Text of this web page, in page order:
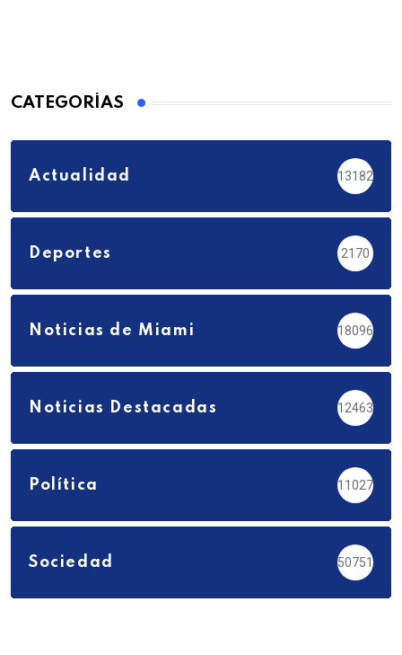
CATEGORÍAS
Actualidad 13182
Deportes 2170
Noticias de Miami 18096
Noticias Destacadas 12463
Política 11027
Sociedad 50751